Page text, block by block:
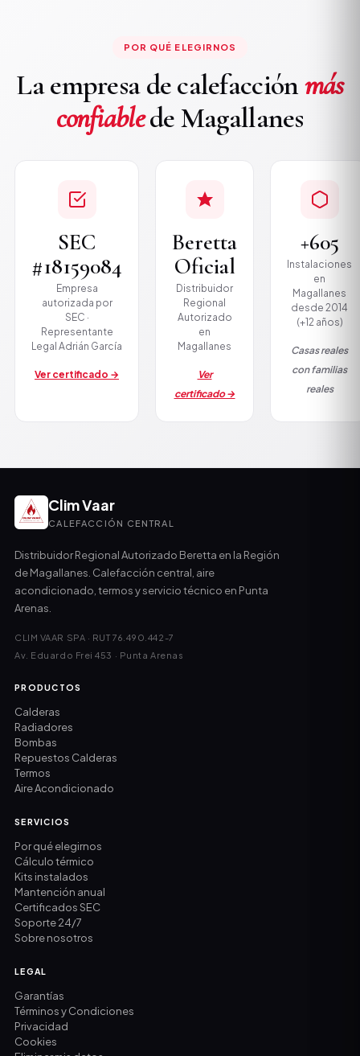
POR QUÉ ELEGIRNOS
La empresa de calefacciónmás
confiablede Magallanes
SEC
#18159084
Empresa
autorizada por
SEC ·
Representante
Legal Adrián García
Ver certificado →
Beretta
Oficial
Distribuidor
Regional
Autorizado
en
Magallanes
Ver
certificado →
+605
Instalaciones
en
Magallanes
desde 2014
(+12 años)
Casas reales
con familias
reales
Clim Vaar
CALEFACCIÓN CENTRAL
Distribuidor Regional Autorizado Beretta en la Región
de Magallanes. Calefacción central, aire
acondicionado, termos y servicio técnico en Punta
Arenas.
CLIM VAAR SPA · RUT 76.490.442-7
Av. Eduardo Frei 453 · Punta Arenas
PRODUCTOS
Calderas
Radiadores
Bombas
Repuestos Calderas
Termos
Aire Acondicionado
SERVICIOS
Por qué elegirnos
Cálculo térmico
Kits instalados
Mantención anual
Certificados SEC
Soporte 24/7
Sobre nosotros
LEGAL
Garantías
Términos y Condiciones
Privacidad
Cookies